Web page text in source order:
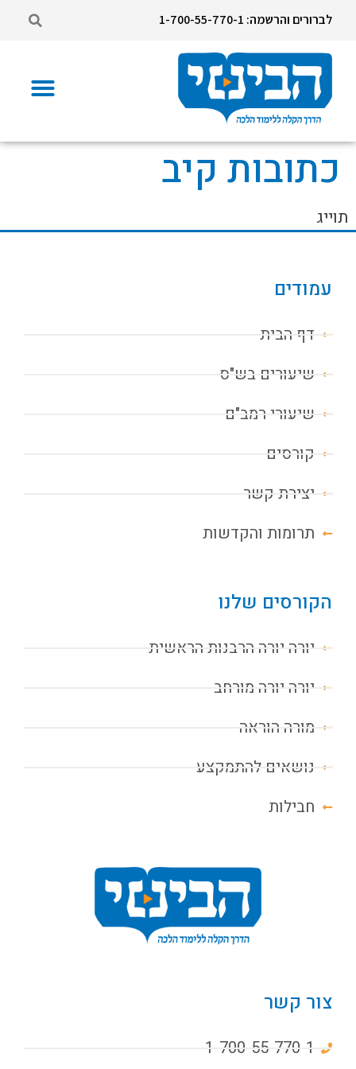
לברורים והרשמה: 1-700-55-770-1
כתובות קיב
תוייג
עמודים
דף הבית
שיעורים בש"ס
שיעורי רמב"ם
קורסים
יצירת קשר
תרומות והקדשות
הקורסים שלנו
יורה יורה הרבנות הראשית
יורה יורה מורחב
מורה הוראה
נושאים להתמקצע
חבילות
צור קשר
1-700-55-770-1